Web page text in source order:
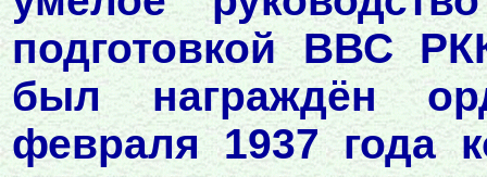
подготовкой ВВС
был награждён
февраля 1937 года